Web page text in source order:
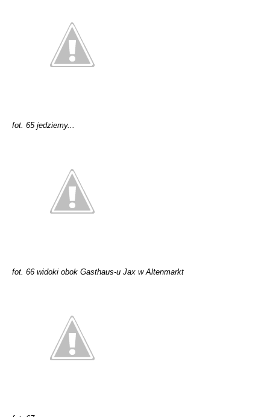
fot. 65 jedziemy...
fot. 66 widoki obok Gasthaus-u Jax w Altenmarkt